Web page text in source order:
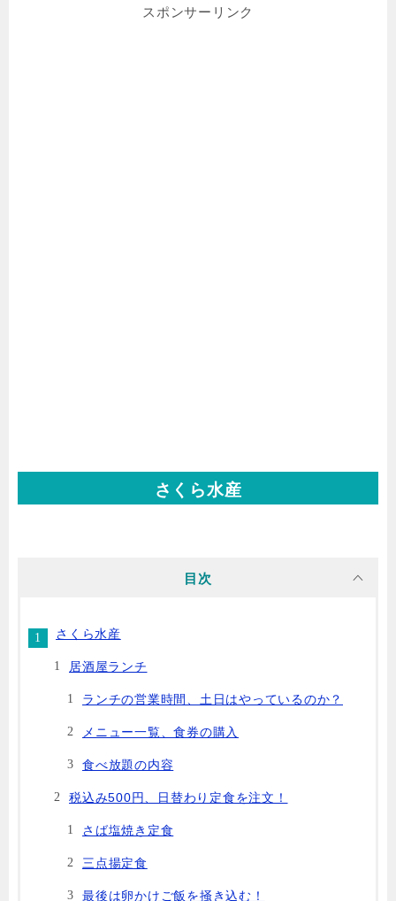
スポンサーリンク
さくら水産
目次
さくら水産
居酒屋ランチ
ランチの営業時間、土日はやっているのか？
メニュー一覧、食券の購入
食べ放題の内容
税込み500円、日替わり定食を注文！
さば塩焼き定食
三点揚定食
最後は卵かけご飯を掻き込む！